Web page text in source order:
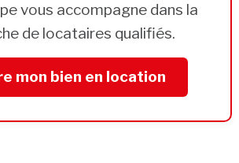
vous accompagne dans la
de locataires qualifiés.
mon bien en location